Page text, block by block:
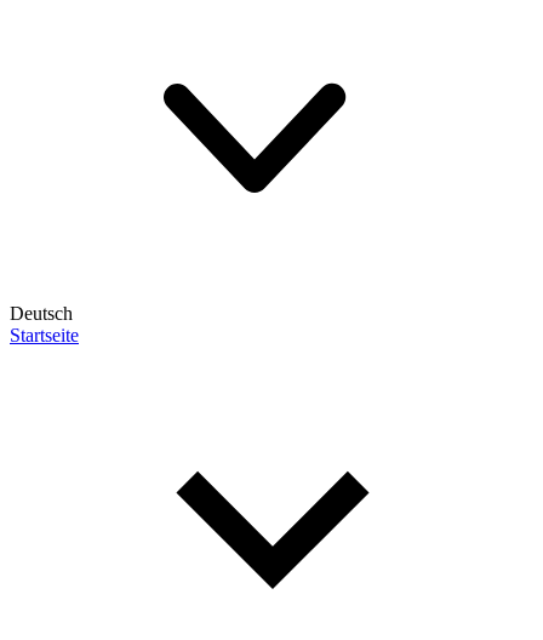
Deutsch
Startseite